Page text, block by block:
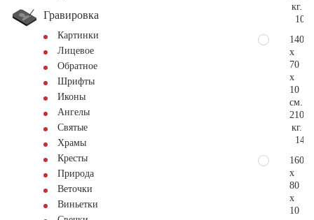
Гравировка
Картинки
Лицевое
Обратное
Шрифты
Иконы
Ангелы
Святые
Храмы
Кресты
Природа
Веточки
Виньетки
кг.
140
x
70
x
10
см.
210
кг.
160
x
80
x
10